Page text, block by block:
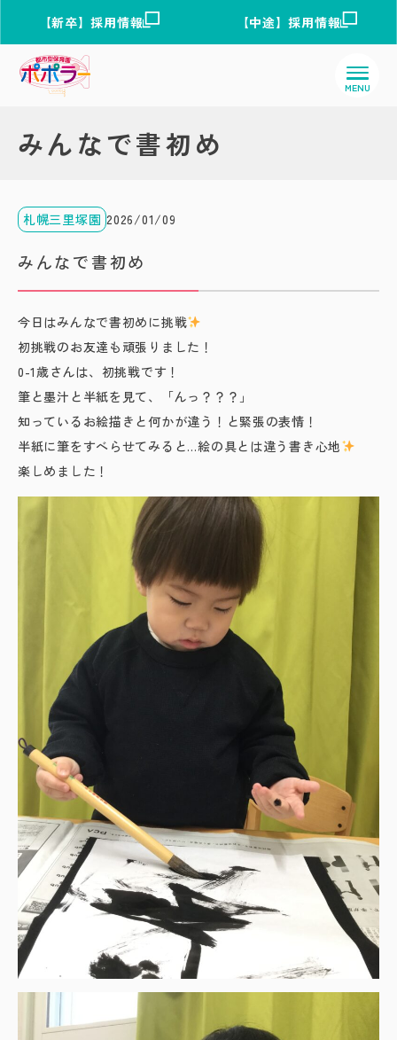
【新卒】採用情報 【中途】採用情報
みんなで書初め
札幌三里塚園 2026/01/09
みんなで書初め
今日はみんなで書初めに挑戦
初挑戦のお友達も頑張りました！
0-1歳さんは、初挑戦です！
筆と墨汁と半紙を見て、「んっ？？？」
知っているお絵描きと何かが違う！と緊張の表情！
半紙に筆をすべらせてみると…絵の具とは違う書き心地
楽しめました！